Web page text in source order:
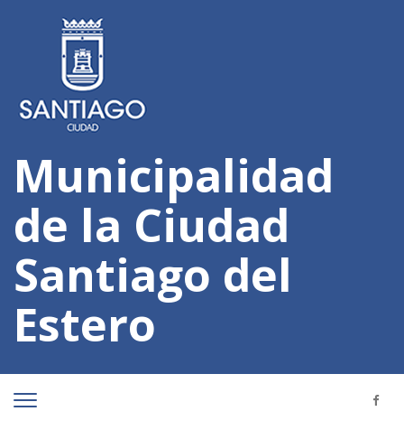
Municipalidad
de la Ciudad
Santiago del
Estero